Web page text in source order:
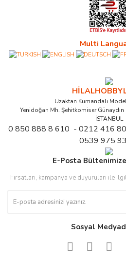
Multi
Uzaktan Kumandalı
Yenidoğan Mh. Şehitkomiser
İSTANBUL
0 850 888 8 610 - 0212 416
0539 975
E-Posta
Fırsatları, kampanya ve duyuruları ile
Sosyal